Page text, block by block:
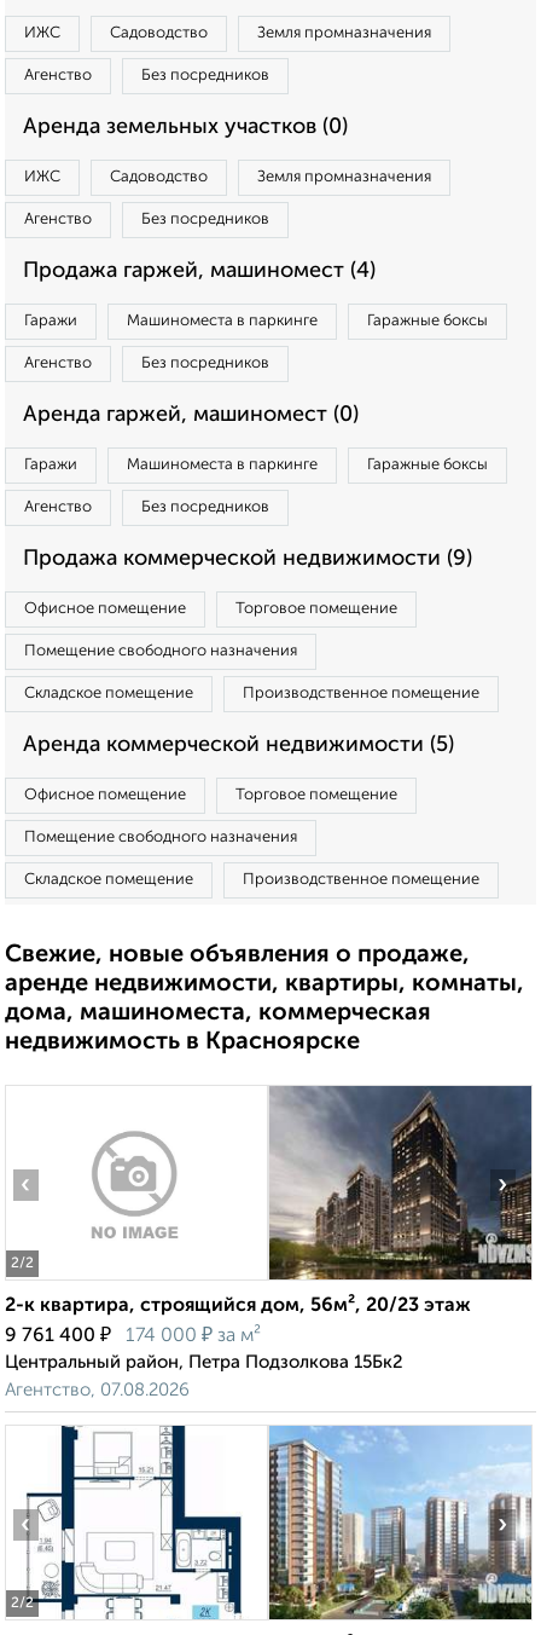
ИЖС Садоводство Земля промназначения
Агенство Без посредников
Аренда земельных участков (0)
ИЖС Садоводство Земля промназначения
Агенство Без посредников
Продажа гаржей, машиномест (4)
Гаражи Машиноместа в паркинге Гаражные боксы
Агенство Без посредников
Аренда гаржей, машиномест (0)
Гаражи Машиноместа в паркинге Гаражные боксы
Агенство Без посредников
Продажа коммерческой недвижимости (9)
Офисное помещение Торговое помещение
Помещение свободного назначения
Складское помещение Производственное помещение
Аренда коммерческой недвижимости (5)
Офисное помещение Торговое помещение
Помещение свободного назначения
Складское помещение Производственное помещение
Свежие, новые объявления о продаже,
аренде недвижимости, квартиры, комнаты,
дома, машиноместа, коммерческая
недвижимость в Красноярске
2/2
‹ ›
2-к квартира, строящийся дом, 56м², 20/23 этаж
9 761 400 ₽ 174 000 ₽ за м²
Центральный район, Петра Подзолкова 15Бк2
Агентство, 07.08.2026
2/2
‹ ›